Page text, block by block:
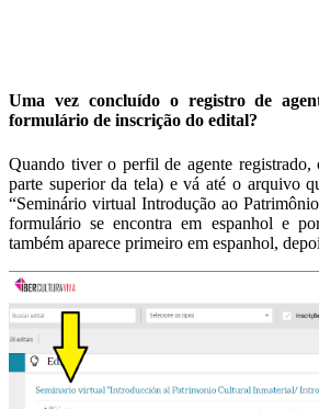
Uma vez concluído o registro de
formulário de inscrição do edital?
Quando tiver o perfil de agente registrado,
parte superior da tela) e vá até o arquivo
“Seminário virtual Introdução ao
formulário se encontra em espanhol e
também aparece primeiro em espanhol,